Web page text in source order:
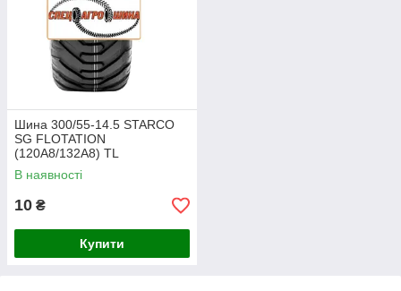
Шина 300/55-14.5 STARCO
SG FLOTATION
(120A8/132A8) TL
В наявності
10 ₴
Купити